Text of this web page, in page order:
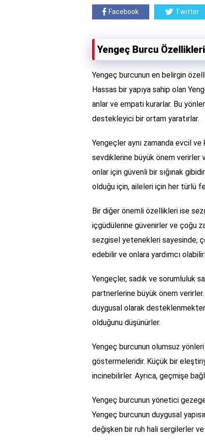
Facebook Twitter
Yengeç Burcu
Yengeç burcunun en belirgin
Hassas bir yapıya sahip olan
anlar ve empati kurarlar. Bu
destekleyici bir ortam yaratırlar.
Yengeçler aynı zamanda evcil
sevdiklerine büyük önem verirler
onlar için güvenli bir sığınak
olduğu için, aileleri için her türlü
Bir diğer önemli özellikleri ise
içgüdülerine güvenirler ve çoğu
sezgisel yetenekleri sayesinde,
edebilir ve onlara yardımcı
Yengeçler, sadık ve sorumluluk
partnerlerine büyük önem
duygusal olarak
olduğunu düşünürler.
Yengeç burcunun olumsuz yönleri
göstermeleridir. Küçük bir
incinebilirler. Ayrıca, geçmişe
Yengeç burcunun yönetici
Yengeç burcunun duygusal
değişken bir ruh hali sergilerler